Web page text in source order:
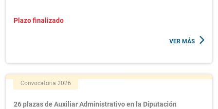
Plazo finalizado
VER MÁS
Convocatoria 2026
26 plazas de Auxiliar Administrativo en la Diputación